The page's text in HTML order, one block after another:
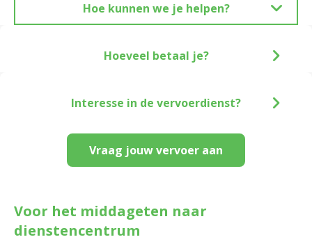
Hoe kunnen we je helpen?
Vraag jouw vervoer aan
Voor het middageten naar
dienstencentrum
Hoeveel betaal je?
Interesse in de vervoerdienst?